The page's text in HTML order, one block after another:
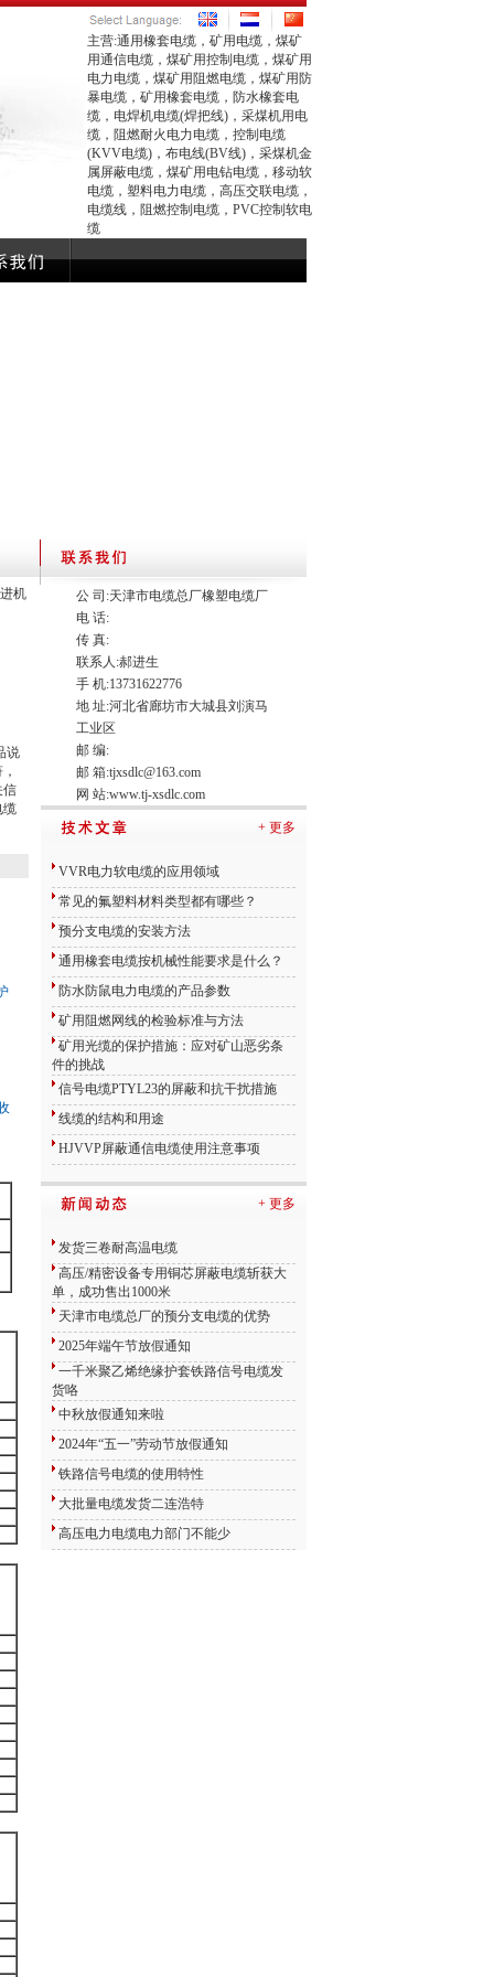
主营:通用橡套电缆，矿用电缆，煤矿
用通信电缆，煤矿用控制电缆，煤矿用
电力电缆，煤矿用阻燃电缆，煤矿用防
暴电缆，矿用橡套电缆，防水橡套电
缆，电焊机电缆(焊把线)，采煤机用电
缆，阻燃耐火电力电缆，控制电缆
(KVV电缆)，布电线(BV线)，采煤机金
属屏蔽电缆，煤矿用电钻电缆，移动软
电缆，塑料电力电缆，高压交联电缆，
电缆线，阻燃控制电缆，PVC控制软电
缆
机
说
信
缆
公 司:天津市电缆总厂橡塑电缆厂
电 话:
传 真:
联系人:郝进生
手 机:13731622776
地 址:河北省廊坊市大城县刘演马
工业区
邮 编:
邮 箱:tjxsdlc@163.com
网 站:www.tj-xsdlc.com
+ 更多
VVR电力软电缆的应用领域
常见的氟塑料材料类型都有哪些？
预分支电缆的安装方法
通用橡套电缆按机械性能要求是什么？
防水防鼠电力电缆的产品参数
矿用阻燃网线的检验标准与方法
矿用光缆的保护措施：应对矿山恶劣条
件的挑战
信号电缆PTYL23的屏蔽和抗干扰措施
线缆的结构和用途
HJVVP屏蔽通信电缆使用注意事项
+ 更多
发货三卷耐高温电缆
高压/精密设备专用铜芯屏蔽电缆斩获大
单，成功售出1000米
天津市电缆总厂的预分支电缆的优势
2025年端午节放假通知
一千米聚乙烯绝缘护套铁路信号电缆发
货咯
中秋放假通知来啦
2024年“五一”劳动节放假通知
铁路信号电缆的使用特性
大批量电缆发货二连浩特
高压电力电缆电力部门不能少